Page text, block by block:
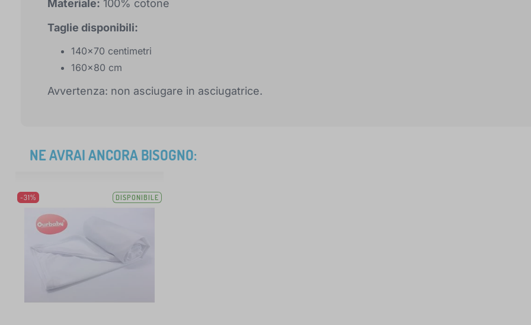
Materiale: 100% cotone
Taglie disponibili:
140x70 centimetri
160x80 cm
Avvertenza: non asciugare in asciugatrice.
NE AVRAI ANCORA BISOGNO:
-31% DISPONIBILE